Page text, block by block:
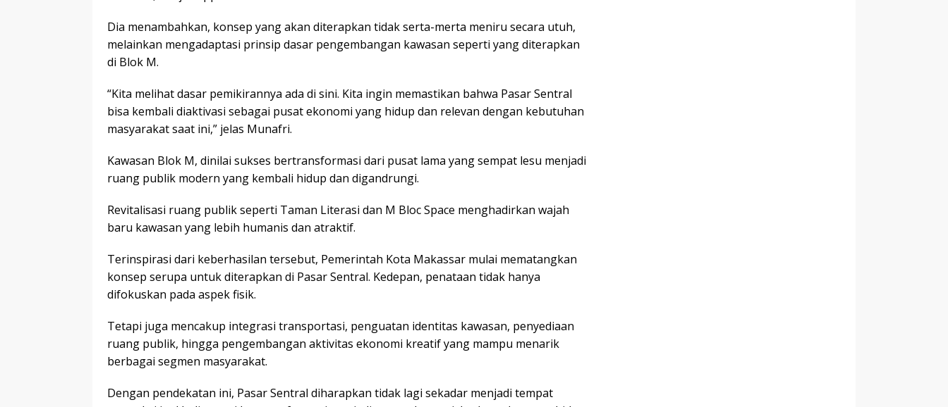
Dia menambahkan, konsep yang akan diterapkan tidak serta-merta meniru secara utuh,
melainkan mengadaptasi prinsip dasar pengembangan kawasan seperti yang diterapkan
di Blok M.
“Kita melihat dasar pemikirannya ada di sini. Kita ingin memastikan bahwa Pasar Sentral
bisa kembali diaktivasi sebagai pusat ekonomi yang hidup dan relevan dengan kebutuhan
masyarakat saat ini,” jelas Munafri.
Kawasan Blok M, dinilai sukses bertransformasi dari pusat lama yang sempat lesu menjadi
ruang publik modern yang kembali hidup dan digandrungi.
Revitalisasi ruang publik seperti Taman Literasi dan M Bloc Space menghadirkan wajah
baru kawasan yang lebih humanis dan atraktif.
Terinspirasi dari keberhasilan tersebut, Pemerintah Kota Makassar mulai mematangkan
konsep serupa untuk diterapkan di Pasar Sentral. Kedepan, penataan tidak hanya
difokuskan pada aspek fisik.
Tetapi juga mencakup integrasi transportasi, penguatan identitas kawasan, penyediaan
ruang publik, hingga pengembangan aktivitas ekonomi kreatif yang mampu menarik
berbagai segmen masyarakat.
Dengan pendekatan ini, Pasar Sentral diharapkan tidak lagi sekadar menjadi tempat